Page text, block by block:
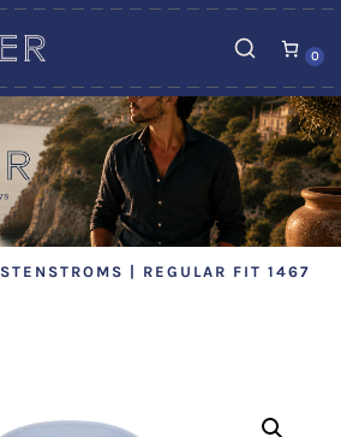
0
STENSTROMS | REGULAR FIT 1467